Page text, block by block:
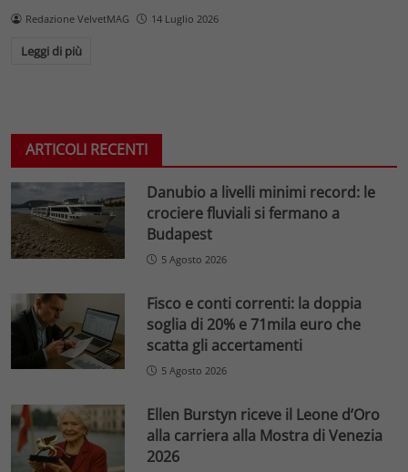
Redazione VelvetMAG 14 Luglio 2026
Leggi di più
ARTICOLI RECENTI
Danubio a livelli minimi record: le
crociere fluviali si fermano a
Budapest
5 Agosto 2026
Fisco e conti correnti: la doppia
soglia di 20% e 71mila euro che
scatta gli accertamenti
5 Agosto 2026
Ellen Burstyn riceve il Leone d’Oro
alla carriera alla Mostra di Venezia
2026